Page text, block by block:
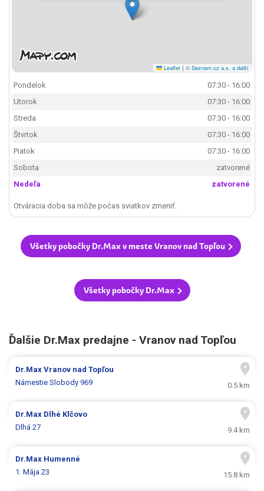
Leaflet | © Seznam.cz a.s. a další
Pondelok
07:30 - 16:00
Utorok
07:30 - 16:00
Streda
07:30 - 16:00
Štvrtok
07:30 - 16:00
Piatok
07:30 - 16:00
Sobota
zatvorené
Nedeľa
zatvorené
Otváracia doba sa môže počas sviatkov zmeniť.
Všetky pobočky Dr.Max v meste Vranov nad Topľou
Všetky pobočky Dr.Max
Ďalšie Dr.Max predajne - Vranov nad Topľou
Dr.MaxVranov nad Topľou
Námestie Slobody 969
0.5 km
Dr.Max Dlhé Klčovo
Dlhá 27
9.4 km
Dr.Max Humenné
1. Mája 23
15.8 km